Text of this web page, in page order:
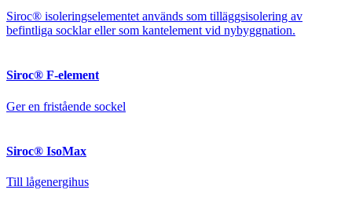
Siroc® isoleringselementet används som tilläggsisolering av
befintliga socklar eller som kantelement vid nybyggnation.
Siroc® F-element
Ger en fristående sockel
Siroc® IsoMax
Till lågenergihus